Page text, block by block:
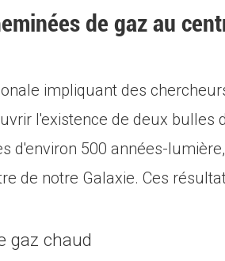
de gaz au
impliquant des
l'existence de deux bulles
d'environ 500 années-
de notre Galaxie. Ces
gaz chaud